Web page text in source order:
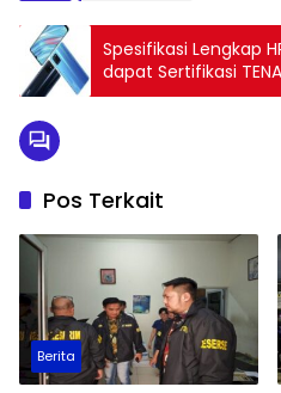
Spesifikasi Lengkap
dapat Sertifikasi
Pos Terkait
Berita